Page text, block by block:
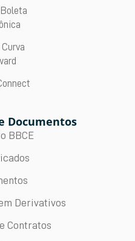
Documentos
BBCE
Derivativos
Contratos